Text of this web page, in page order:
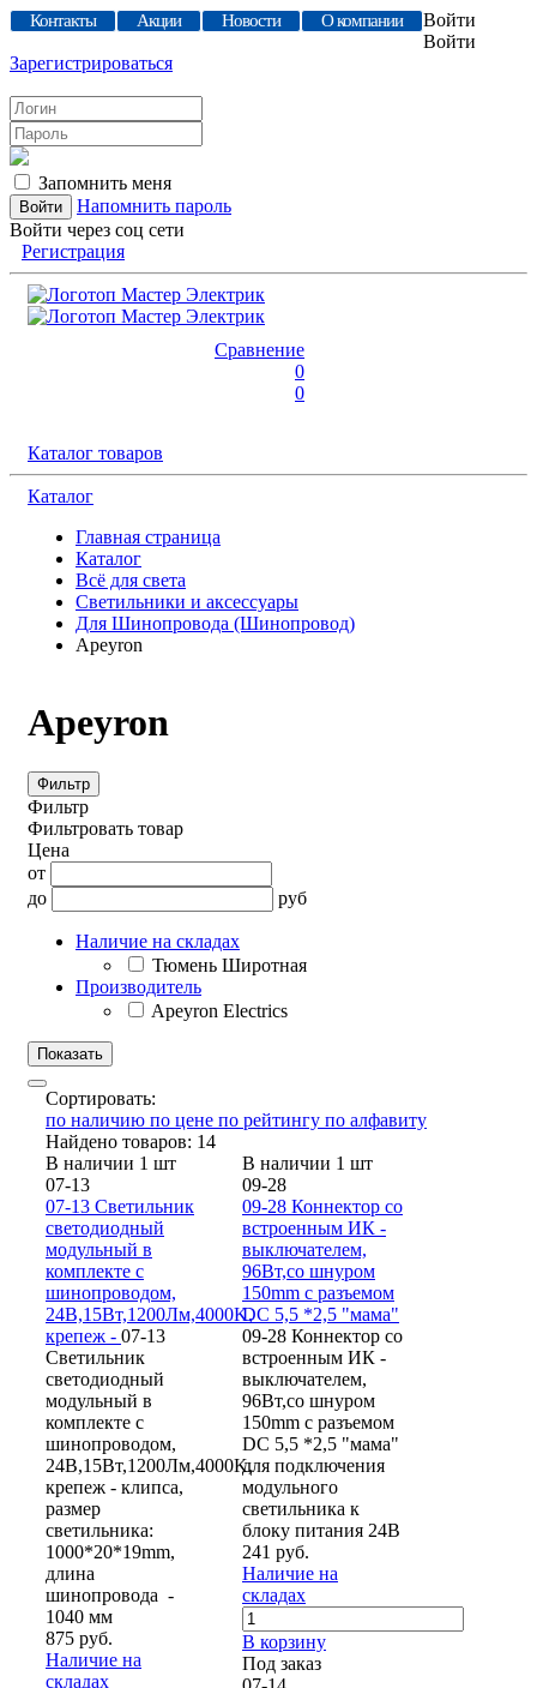
Контакты Акции Новости О компании
Войти
Войти
Зарегистрироваться
Запомнить меня
Напомнить пароль
Войти через соц сети
Регистрация
Сравнение
0
0
Каталог товаров
Каталог
Главная страница
Каталог
Всё для света
Светильники и аксессуары
Для Шинопровода (Шинопровод)
Apeyron
Apeyron
Фильтр
Фильтр
Фильтровать товар
Цена
от
до
руб
Наличие на складах
Тюмень Широтная
Производитель
Apeyron Electrics
Сортировать:
по наличию по цене по рейтингу по алфавиту
Найдено товаров: 14
В наличии 1 шт
07-13
07-13 Светильник
светодиодный
модульный в
комплекте с
шинопроводом,
24В,15Вт,1200Лм,4000K,
крепеж - 07-13
Светильник
светодиодный
модульный в
комплекте с
шинопроводом,
24В,15Вт,1200Лм,4000K,
крепеж - клипса,
размер
светильника:
1000*20*19mm,
длина
шинопровода -
1040 мм
875 руб.
Наличие на
складах
В наличии 1 шт
09-28
09-28 Коннектор со
встроенным ИК -
выключателем,
96Вт,со шнуром
150mm с разъемом
DC 5,5 *2,5 "мама"
09-28 Коннектор со
встроенным ИК -
выключателем,
96Вт,со шнуром
150mm с разъемом
DC 5,5 *2,5 "мама"
для подключения
модульного
светильника к
блоку питания 24В
241 руб.
Наличие на
складах
В корзину
Под заказ